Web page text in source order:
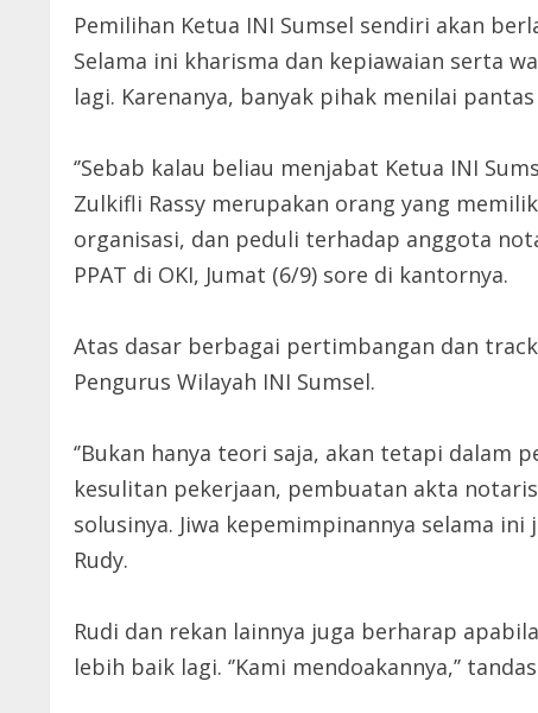
Pemilihan Ketua INI Sumsel sendiri akan
Selama ini kharisma dan kepiawaian serta
lagi. Karenanya, banyak pihak menilai
‘’Sebab kalau beliau menjabat Ketua INI
Zulkifli Rassy merupakan orang yang
organisasi, dan peduli terhadap anggota
PPAT di OKI, Jumat (6/9) sore di kantornya.
Atas dasar berbagai pertimbangan dan
Pengurus Wilayah INI Sumsel.
‘’Bukan hanya teori saja, akan tetapi
kesulitan pekerjaan, pembuatan akta
solusinya. Jiwa kepemimpinannya selama
Rudy.
Rudi dan rekan lainnya juga berharap
lebih baik lagi. ‘’Kami mendoakannya,’’